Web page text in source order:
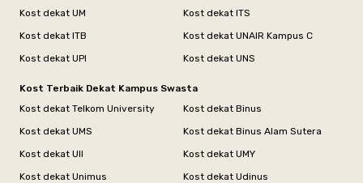
Kost dekat UM
Kost dekat ITS
Kost dekat ITB
Kost dekat UNAIR Kampus C
Kost dekat UPI
Kost dekat UNS
Kost Terbaik Dekat Kampus Swasta
Kost dekat Telkom University
Kost dekat Binus
Kost dekat UMS
Kost dekat Binus Alam Sutera
Kost dekat UII
Kost dekat UMY
Kost dekat Unimus
Kost dekat Udinus